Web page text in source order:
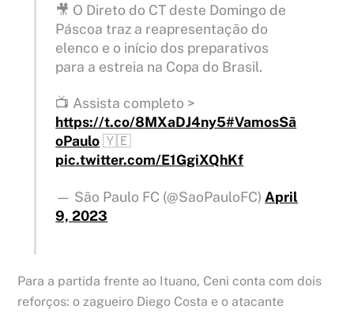
🎥 O Direto do CT deste Domingo de
Páscoa traz a reapresentação do
elenco e o início dos preparativos
para a estreia na Copa do Brasil.
📺 Assista completo >
https://t.co/8MXaDJ4ny5#VamosSã
oPaulo🇾🇪
pic.twitter.com/E1GgiXQhKf
— São Paulo FC (@SaoPauloFC)April
9, 2023
Para a partida frente ao Ituano, Ceni conta com dois
reforços: o zagueiro Diego Costa e o atacante